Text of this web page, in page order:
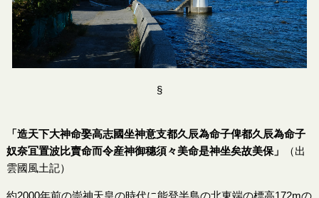
§
「造天下大神命娶高志國坐神意支都久辰為命子俾都久辰為命子
奴奈冝置波比賣命而令産神御穗須々美命是神坐矣故美保」
（出
雲國風土記）
約2000年前の崇神天皇の時代に能登半島の北東端の標高172mの